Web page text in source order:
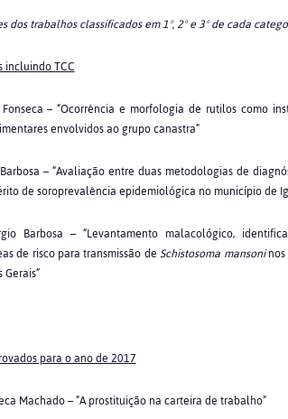
dos trabalhos classificados em 1º, 2º e 3ºde cada
incluindo TCC
– “Ocorrência e morfologia de rutilos como
envolvidos ao grupo canastra”
– “Avaliação entre duas metodologias de
de soroprevalência epidemiológica no município de
Barbosa – “Levantamento malacológico,
de risco para transmissão deSchistosoma mansoninos
para o ano de 2017
Machado – “A prostituição na carteira de trabalho”